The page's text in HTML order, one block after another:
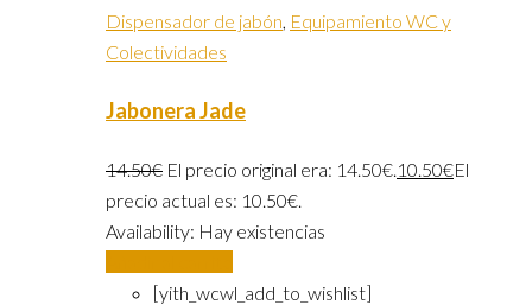
Dispensador de jabón Equipamiento WC y
Colectividades
Jabonera Jade
14.50€ El precio original era: 14.50€. 10.50€El
precio actual es: 10.50€.
Availability: Hay existencias
[yith_wcwl_add_to_wishlist]